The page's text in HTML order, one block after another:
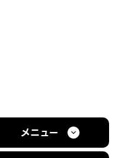
メニュー